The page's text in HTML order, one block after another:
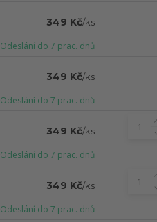
349 Kč/ks
Odeslání do 7 prac. dnů
349 Kč/ks
Odeslání do 7 prac. dnů
349 Kč/ks
Odeslání do 7 prac. dnů
349 Kč/ks
Odeslání do 7 prac. dnů